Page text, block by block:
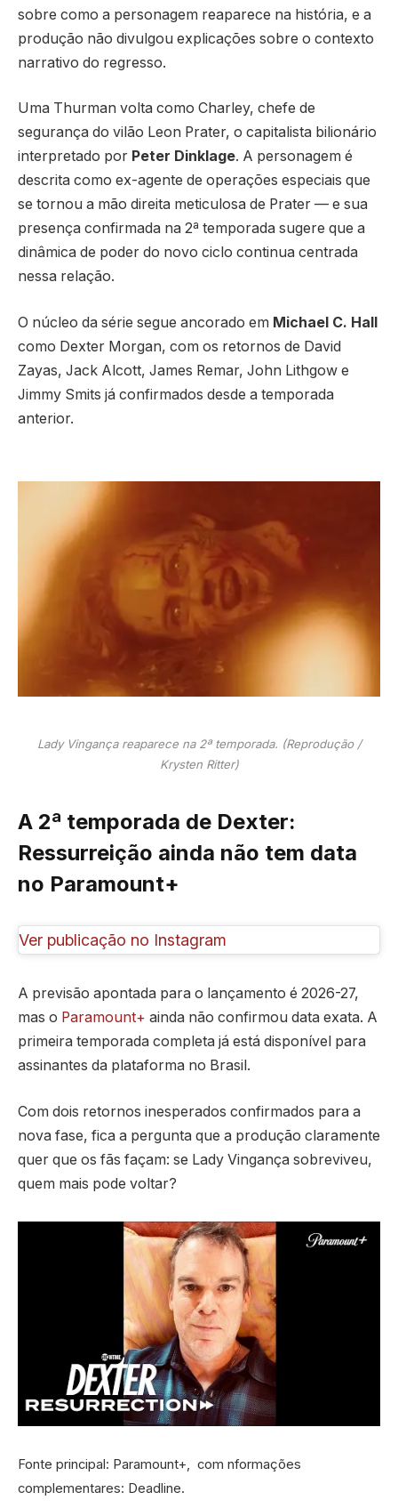
sobre como a personagem reaparece na história, e a
produção não divulgou explicações sobre o contexto
narrativo do regresso.
Uma Thurman volta como Charley, chefe de
segurança do vilão Leon Prater, o capitalista bilionário
interpretado por Peter Dinklage. A personagem é
descrita como ex-agente de operações especiais que
se tornou a mão direita meticulosa de Prater — e sua
presença confirmada na 2ª temporada sugere que a
dinâmica de poder do novo ciclo continua centrada
nessa relação.
O núcleo da série segue ancorado em Michael C. Hall
como Dexter Morgan, com os retornos de David
Zayas, Jack Alcott, James Remar, John Lithgow e
Jimmy Smits já confirmados desde a temporada
anterior.
Lady Vingança reaparece na 2ª temporada. (Reprodução /
Krysten Ritter)
A 2ª temporada de Dexter:
Ressurreição ainda não tem data
no Paramount+
Ver publicação no Instagram
A previsão apontada para o lançamento é 2026-27,
mas o Paramount+ ainda não confirmou data exata. A
primeira temporada completa já está disponível para
assinantes da plataforma no Brasil.
Com dois retornos inesperados confirmados para a
nova fase, fica a pergunta que a produção claramente
quer que os fãs façam: se Lady Vingança sobreviveu,
quem mais pode voltar?
Fonte principal: Paramount+, com nformações
complementares: Deadline.